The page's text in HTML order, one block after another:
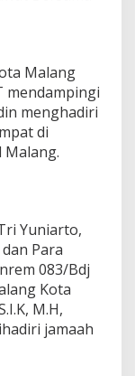
Malang
mendampingi
menghadiri
di
Malang.
Yuniarto,
Para
083/Bdj
Kota
M.H,
jamaah